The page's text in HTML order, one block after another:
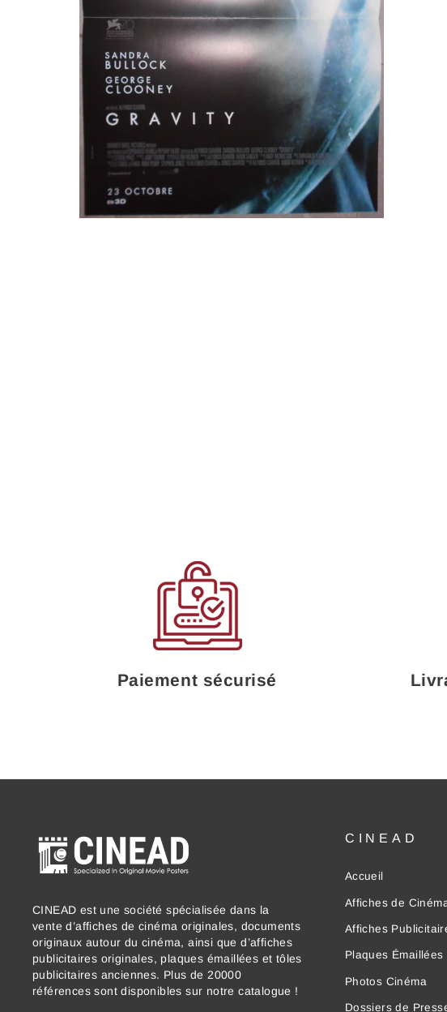
Paiement sécurisé
CINEAD est une société spécialisée dans la
vente d’affiches de cinéma originales, documents
originaux autour du cinéma, ainsi que d’affiches
publicitaires originales, plaques émaillées et tôles
publicitaires anciennes. Plus de 20000
références sont disponibles sur notre catalogue !
CINEAD
Accueil
Affiches de
Affiches
Plaques Émaillées
Photos Cinéma
Dossiers de